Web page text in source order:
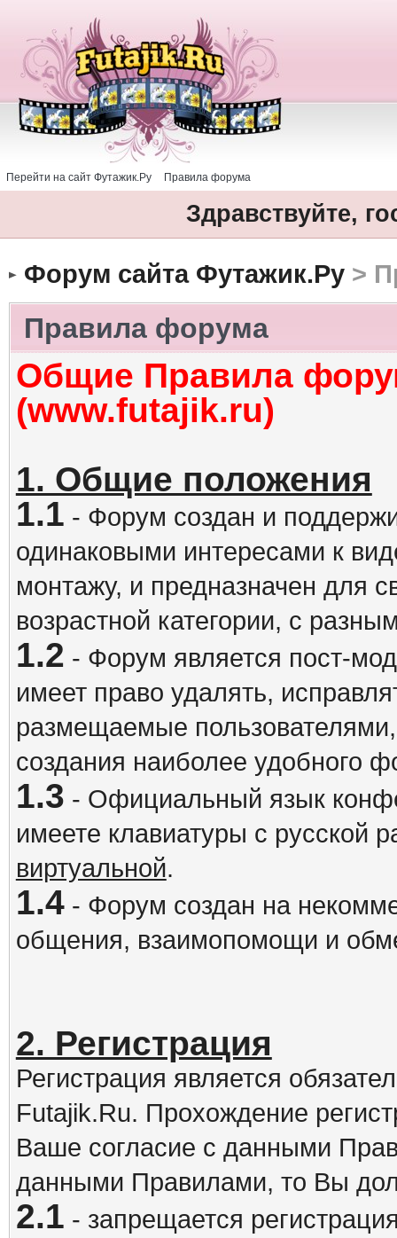
Перейти на сайт Футажик.Ру Правила форума
Здравствуйте,
Форум сайта Футажик.Ру>
Правила форума
Общие Правила
(www.futajik.ru)
1. Общие положения
1.1 - Форум создан и
одинаковыми интересами к
монтажу, и предназначен для
возрастной категории, с
1.2 - Форум является пост-
имеет право удалять,
размещаемые
создания наиболее удобного
1.3 - Официальный язык
имеете клавиатуры с русской
виртуальной.
1.4- Форум создан на
общения, взаимопомощи и
2. Регистрация
Регистрация является
Futajik.Ru. Прохождение
Ваше согласие с данными
данными Правилами, то Вы
2.1 - запрещается